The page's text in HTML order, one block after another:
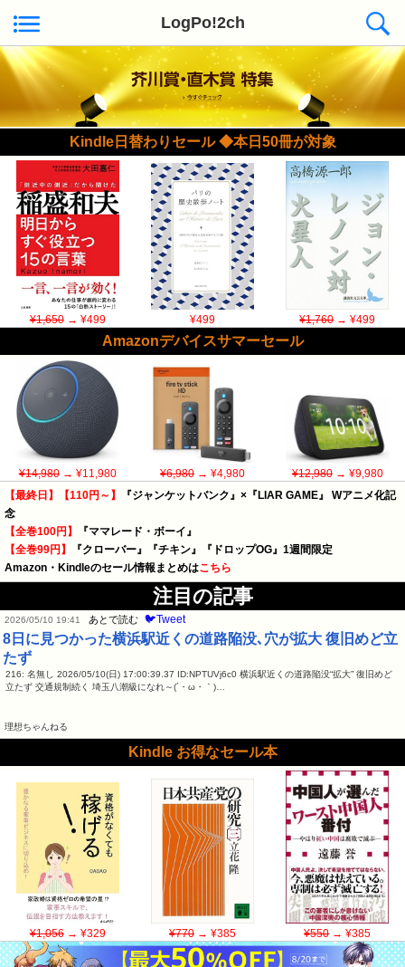
LogPo!2ch
Kindle日替わりセール ◆本日50冊が対象
¥1,650→ ¥499 ¥499 ¥1,760→ ¥499
Amazonデバイスサマーセール
¥14,980→ ¥11,980 ¥6,980→ ¥4,980 ¥12,980→ ¥9,980
【最終日】【110円～】
『ジャンケットバンク』×『LIAR GAME』 Wアニメ化記
念
【全巻100円】
『ママレード・ボーイ』
【全巻99円】
『クローバー』『チキン』『ドロップOG』1週間限定
Amazon・Kindleのセール情報まとめはこちら
注目の記事
2026/05/10 19:41 あとで読む 🐦Tweet
8日に見つかった横浜駅近くの道路陥没､穴が拡大 復旧めど立
たず
216: 名無し 2026/05/10(日) 17:00:39.37 ID:NPTUVj6c0 横浜駅近くの道路陥没“拡大” 復旧めど
立たず 交通規制続く 埼玉八潮級になれ～(´・ω・｀)…
理想ちゃんねる
Kindle お得なセール本
¥1,056→ ¥329 ¥770→ ¥385 ¥550→ ¥385